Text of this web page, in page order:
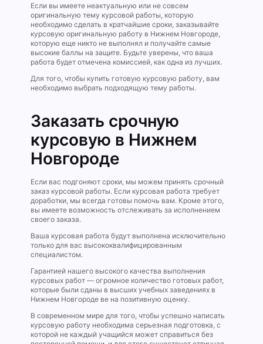
Если вы имеете неактуальную или не совсем
оригинальную тему курсовой работы, которую
необходимо сделать в кратчайшие сроки, заказывайте
курсовую оригинальную работу в Нижнем Новгороде,
которую еще никто не выполнял и получайте самые
высокие баллы на защите. Будьте уверены, что ваша
работа будет отмечена комиссией, как одна из лучших.
Для того, чтобы купить готовую курсовую работу, вам
необходимо выбрать подходящую тему работы.
Заказать срочную
курсовую в Нижнем
Новгороде
Если вас подгоняют сроки, мы можем принять срочный
заказ курсовой работы. Если курсовая работа требует
доработки, мы всегда готовы помочь вам. Кроме этого,
вы имеете возможность отслеживать за исполнением
своего заказа.
Ваша курсовая работа будут выполнена исключительно
только для вас высококвалифицированным
специалистом.
Гарантией нашего высокого качества выполнения
курсовых работ — огромное количество готовых работ,
которые были сданы в высших учебных заведениях в
Нижнем Новгороде ве на позитивную оценку.
В современном мире для того, чтобы успешно написать
курсовую работу необходима серьезная подготовка, с
которой не каждый учащийся может справиться без